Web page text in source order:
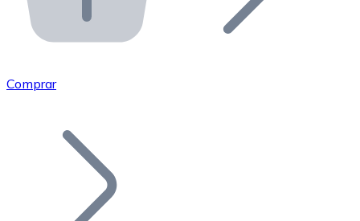
Integra nuestra API en tu ecosistema.
Únete a nuestra red de distribuidores.
Añade tu proyecto a nuestro ecosistema.
Comprar